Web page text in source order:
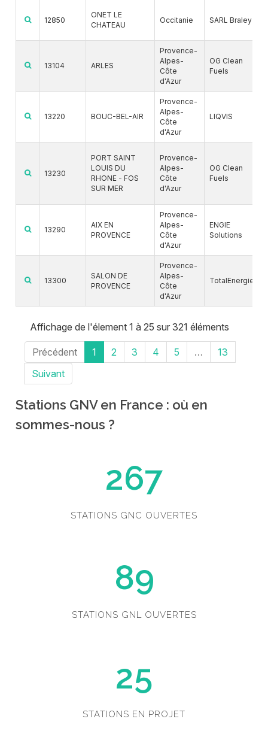
12850
ONET LE
CHATEAU
Occitanie SARL Braley
13104 ARLES
Provence-
Alpes-
Côte
d'Azur
OG Clean
Fuels
13220 BOUC-BEL-AIR
Provence-
Alpes-
Côte
d'Azur
LIQVIS
13230
PORT SAINT
LOUIS DU
RHONE - FOS
SUR MER
Provence-
Alpes-
Côte
d'Azur
OG Clean
Fuels
13290
AIX EN
PROVENCE
Provence-
Alpes-
Côte
d'Azur
ENGIE
Solutions
13300
SALON DE
PROVENCE
Provence-
Alpes-
Côte
d'Azur
TotalEnergies
Affichage de l'élement 1 à 25 sur 321 éléments
Précédent 1 2 3 4 5 …
13
Suivant
Stations GNV en France : où en
sommes-nous ?
267
STATIONS GNC OUVERTES
89
STATIONS GNL OUVERTES
25
STATIONS EN PROJET